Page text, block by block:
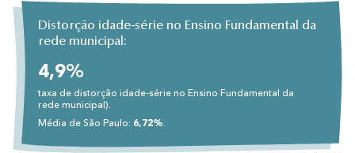
Distorção idade-série no Ensino Fundamental da
rede municipal:
4,9%
taxa de distorção idade-série no Ensino Fundamental da
rede municipal).
Média de São Paulo: 6,72%.